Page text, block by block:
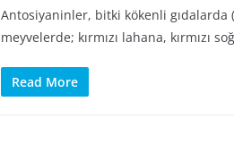
Antosiyaninler, bitki kökenli
meyvelerde; kırmızı lahana, kırmızı
Read More